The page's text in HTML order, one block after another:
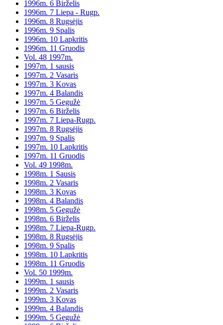
1996m. 6 Birželis
1996m. 7 Liepa - Rugp.
1996m. 8 Rugsėjis
1996m. 9 Spalis
1996m. 10 Lapkritis
1996m. 11 Gruodis
Vol. 48 1997m.
1997m. 1 sausis
1997m. 2 Vasaris
1997m. 3 Kovas
1997m. 4 Balandis
1997m. 5 Gegužė
1997m. 6 Birželis
1997m. 7 Liepa-Rugp.
1997m. 8 Rugsėjis
1997m. 9 Spalis
1997m. 10 Lapkritis
1997m. 11 Gruodis
Vol. 49 1998m.
1998m. 1 Sausis
1998m. 2 Vasaris
1998m. 3 Kovas
1998m. 4 Balandis
1998m. 5 Gegužė
1998m. 6 Birželis
1998m. 7 Liepa-Rugp.
1998m. 8 Rugsėjis
1998m. 9 Spalis
1998m. 10 Lapkritis
1998m. 11 Gruodis
Vol. 50 1999m.
1999m. 1 sausis
1999m. 2 Vasaris
1999m. 3 Kovas
1999m. 4 Balandis
1999m. 5 Gegužė